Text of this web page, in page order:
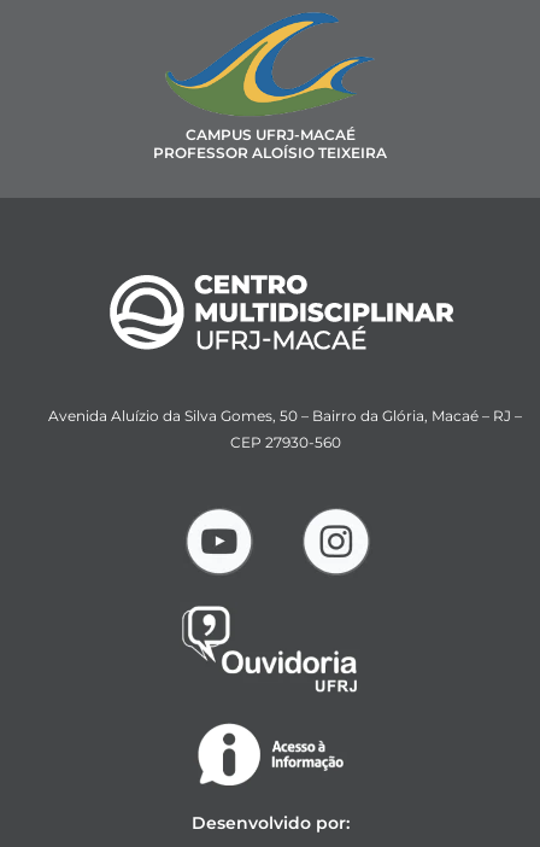
CAMPUS UFRJ-MACAÉ
PROFESSOR ALOÍSIO TEIXEIRA
Avenida Aluízio da Silva Gomes, 50 – Bairro da Glória, Macaé – RJ –
CEP 27930-560
Desenvolvido por: